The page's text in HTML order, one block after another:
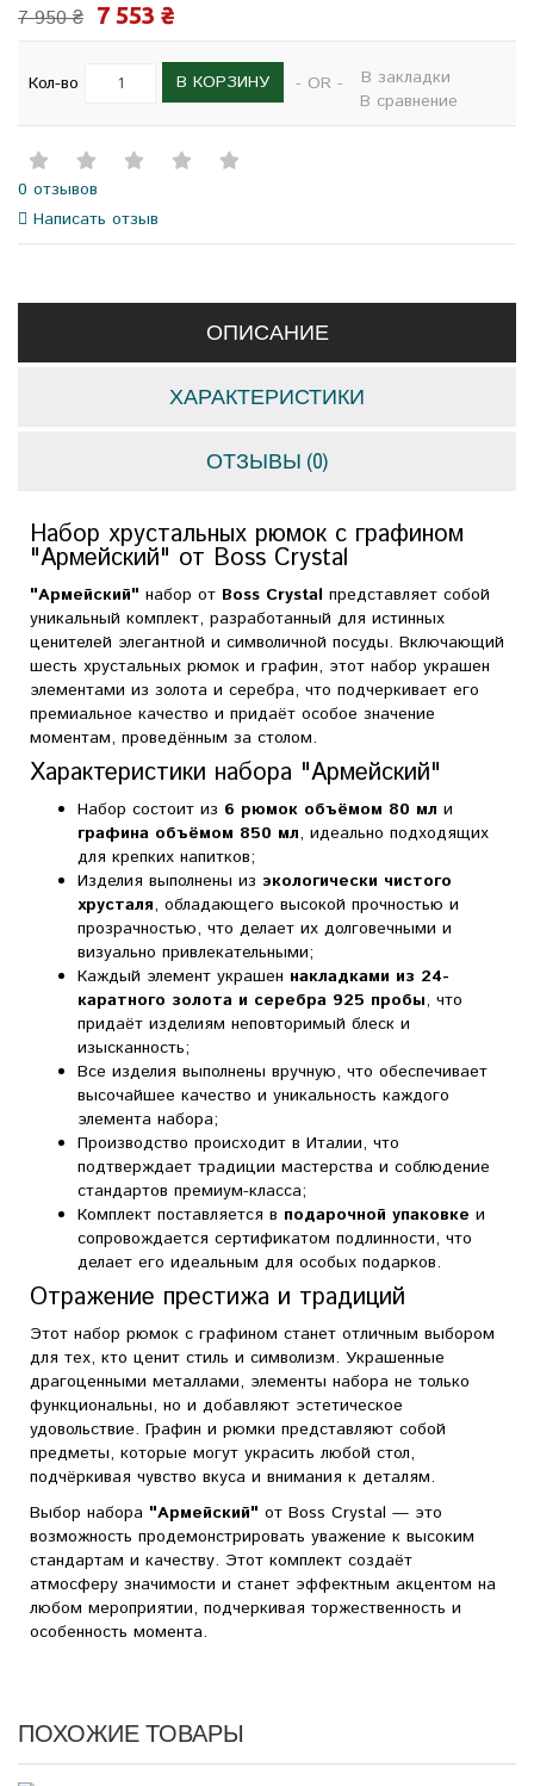
7 950 ₴ 7 553 ₴
Кол-во В КОРЗИНУ - OR -
В закладки
В сравнение
0 отзывов
Написать отзыв
ОПИСАНИЕ
ХАРАКТЕРИСТИКИ
ОТЗЫВЫ (0)
Набор хрустальных рюмок с графином
"Армейский" от Boss Crystal
"Армейский" набор от Boss Crystal представляет собой
уникальный комплект, разработанный для истинных
ценителей элегантной и символичной посуды. Включающий
шесть хрустальных рюмок и графин, этот набор украшен
элементами из золота и серебра, что подчеркивает его
премиальное качество и придаёт особое значение
моментам, проведённым за столом.
Характеристики набора "Армейский"
Набор состоит из 6 рюмок объёмом 80 мл и
графина объёмом 850 мл, идеально подходящих
для крепких напитков;
Изделия выполнены из экологически чистого
хрусталя, обладающего высокой прочностью и
прозрачностью, что делает их долговечными и
визуально привлекательными;
Каждый элемент украшен накладками из 24-
каратного золота и серебра 925 пробы, что
придаёт изделиям неповторимый блеск и
изысканность;
Все изделия выполнены вручную, что обеспечивает
высочайшее качество и уникальность каждого
элемента набора;
Производство происходит в Италии, что
подтверждает традиции мастерства и соблюдение
стандартов премиум-класса;
Комплект поставляется в подарочной упаковке и
сопровождается сертификатом подлинности, что
делает его идеальным для особых подарков.
Отражение престижа и традиций
Этот набор рюмок с графином станет отличным выбором
для тех, кто ценит стиль и символизм. Украшенные
драгоценными металлами, элементы набора не только
функциональны, но и добавляют эстетическое
удовольствие. Графин и рюмки представляют собой
предметы, которые могут украсить любой стол,
подчёркивая чувство вкуса и внимания к деталям.
Выбор набора "Армейский" от Boss Crystal — это
возможность продемонстрировать уважение к высоким
стандартам и качеству. Этот комплект создаёт
атмосферу значимости и станет эффектным акцентом на
любом мероприятии, подчеркивая торжественность и
особенность момента.
ПОХОЖИЕ ТОВАРЫ